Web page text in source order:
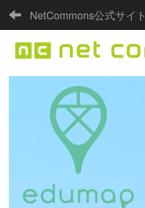
NetCommons公式サイト